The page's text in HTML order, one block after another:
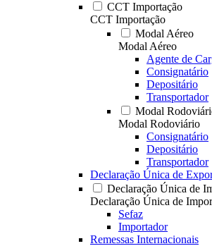
CCT Importação
CCT Importação
Modal Aéreo
Modal Aéreo
Agente de
Consignatário
Depositário
Transportador
Modal
Modal Rodoviário
Consignatário
Depositário
Transportador
Declaração Única de
Declaração Única de
Declaração Única de
Sefaz
Importador
Remessas Internacionais